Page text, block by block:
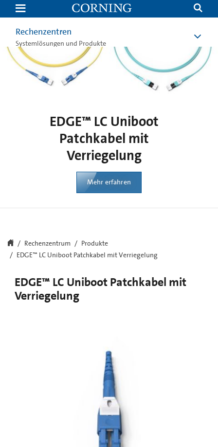
EDGE™
Uniboot
Patchkabel
Verriegelung
Corning
Rechenzentren
Systemlösungen und Produkte
EDGE™ LC Uniboot
Patchkabel mit
Verriegelung
Mehr erfahren
Rechenzentrum
Produkte
EDGE™ LC Uniboot Patchkabel mit Verriegelung
EDGE™ LC Uniboot Patchkabel mit
Verriegelung